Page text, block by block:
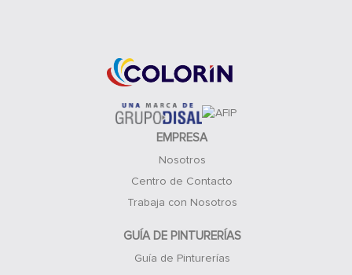
EMPRESA
Nosotros
Centro de Contacto
Trabaja con Nosotros
GUÍA DE PINTURERÍAS
Guía de Pinturerías